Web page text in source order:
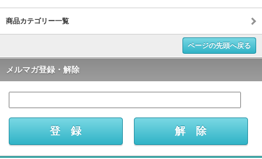
商品カテゴリー一覧
ページの先頭へ戻る
メルマガ登録・解除